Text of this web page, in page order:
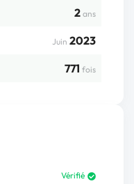
2 ans
Juin 2023
771 fois
Vérifié